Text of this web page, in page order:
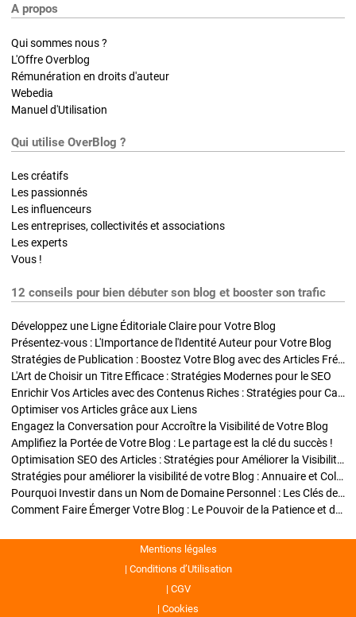
A propos
Qui sommes nous ?
L'Offre Overblog
Rémunération en droits d'auteur
Webedia
Manuel d'Utilisation
Qui utilise OverBlog ?
Les créatifs
Les passionnés
Les influenceurs
Les entreprises, collectivités et associations
Les experts
Vous !
12 conseils pour bien débuter son blog et booster son trafic
Développez une Ligne Éditoriale Claire pour Votre Blog
Présentez-vous : L'Importance de l'Identité Auteur pour Votre Blog
Stratégies de Publication : Boostez Votre Blog avec des Articles Fréquents et Exclusifs
L'Art de Choisir un Titre Efficace : Stratégies Modernes pour le SEO
Enrichir Vos Articles avec des Contenus Riches : Stratégies pour Captiver et Optimiser
Optimiser vos Articles grâce aux Liens
Engagez la Conversation pour Accroître la Visibilité de Votre Blog
Amplifiez la Portée de Votre Blog : Le partage est la clé du succès !
Optimisation SEO des Articles : Stratégies pour Améliorer la Visibilité de Votre Blog
Stratégies pour améliorer la visibilité de votre Blog : Annuaire et Collaborations
Pourquoi Investir dans un Nom de Domaine Personnel : Les Clés de la Réussite de Votre Blog
Comment Faire Émerger Votre Blog : Le Pouvoir de la Patience et de la Persévérance
Mentions légales
Conditions d’Utilisation
CGV
Cookies